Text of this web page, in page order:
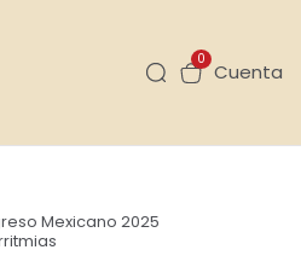
0
Cuenta
Mexicano 2025